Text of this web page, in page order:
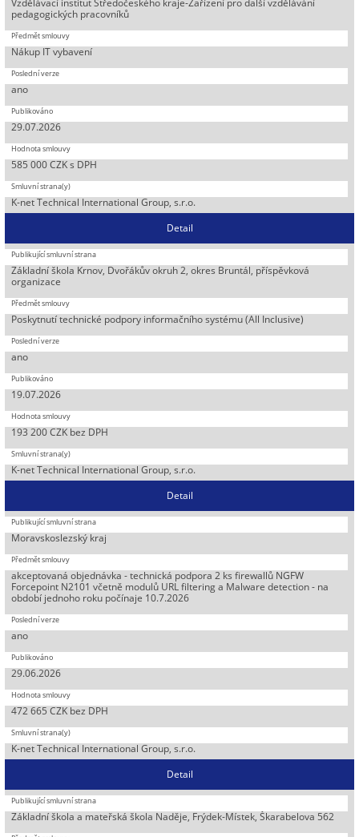
pedagogických pracovníků
Nákup IT vybavení
ano
29.07.2026
585 000 CZK s DPH
K-net Technical International Group, s.r.o.
Detail
Základní škola Krnov, Dvořákův okruh 2, okres Bruntál, příspěvková
organizace
Poskytnutí technické podpory informačního systému (All Inclusive)
ano
19.07.2026
193 200 CZK bez DPH
K-net Technical International Group, s.r.o.
Detail
Moravskoslezský kraj
akceptovaná objednávka - technická podpora 2 ks firewallů NGFW
Forcepoint N2101 včetně modulů URL filtering a Malware detection - na
období jednoho roku počínaje 10.7.2026
ano
29.06.2026
472 665 CZK bez DPH
K-net Technical International Group, s.r.o.
Detail
Základní škola a mateřská škola Naděje, Frýdek-Místek, Škarabelova 562